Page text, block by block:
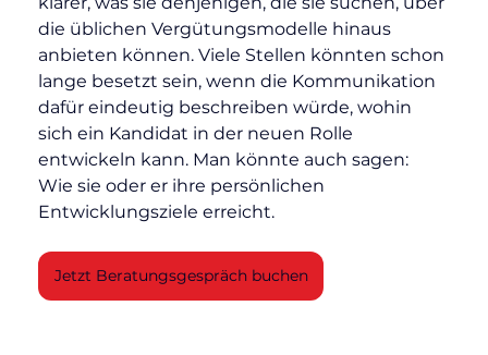
die üblichen Vergütungsmodelle hinaus
anbieten können. Viele Stellen könnten schon
lange besetzt sein, wenn die Kommunikation
dafür eindeutig beschreiben würde, wohin
sich ein Kandidat in der neuen Rolle
entwickeln kann. Man könnte auch sagen:
Wie sie oder er ihre persönlichen
Entwicklungsziele erreicht.
Jetzt Beratungsgespräch buchen